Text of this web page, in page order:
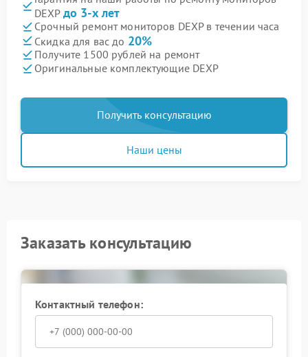
DEXP до 3-х лет
Срочный ремонт мониторов DEXP в течении часа
Скидка для вас до 20%
Получите 1500 рублей на ремонт
Оригинальные комплектующие DEXP
Получить консультацию
Наши цены
Заказать консультацию
Контактный телефон: